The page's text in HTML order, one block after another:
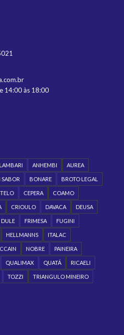
14:00 às 18:00
ANHEMBI AUREA
BONARE BROTO LEGAL
CEPERA COAMO
CRIOULO DAVACA DEUSA
DULE FRIMESA FUGINI
HELLMANNS ITALAC
NOBRE PAINEIRA
QUALIMAX QUATÁ RICAELI
TOZZI TRIANGULO MINEIRO